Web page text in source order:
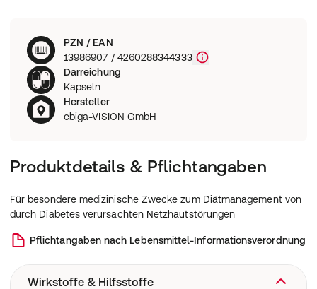
PZN / EAN
13986907 / 4260288344333
Darreichung
Kapseln
Hersteller
ebiga-VISION GmbH
Produktdetails & Pflichtangaben
Für besondere medizinische Zwecke zum Diätmanagement von
durch Diabetes verursachten Netzhautstörungen
Pflichtangaben nach Lebensmittel-Informationsverordnung
Wirkstoffe & Hilfsstoffe